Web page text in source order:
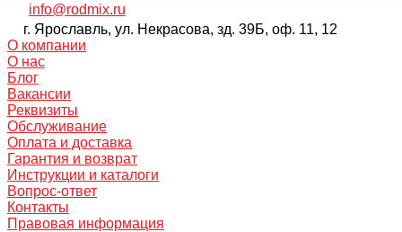
info@rodmix.ru
г. Ярославль, ул. Некрасова, зд. 39Б, оф. 11, 12
О компании
О нас
Блог
Вакансии
Реквизиты
Обслуживание
Оплата и доставка
Гарантия и возврат
Инструкции и каталоги
Вопрос-ответ
Контакты
Правовая информация